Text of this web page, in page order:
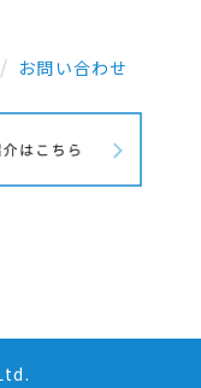
お問い合わせ